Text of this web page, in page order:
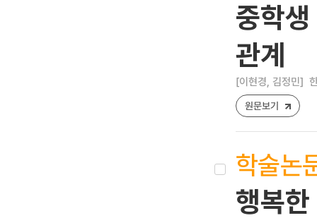
중학
관계
[이현경, 김정민]
원문보기
학술논
행복